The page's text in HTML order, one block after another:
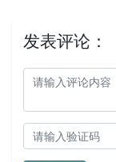
发表评论：